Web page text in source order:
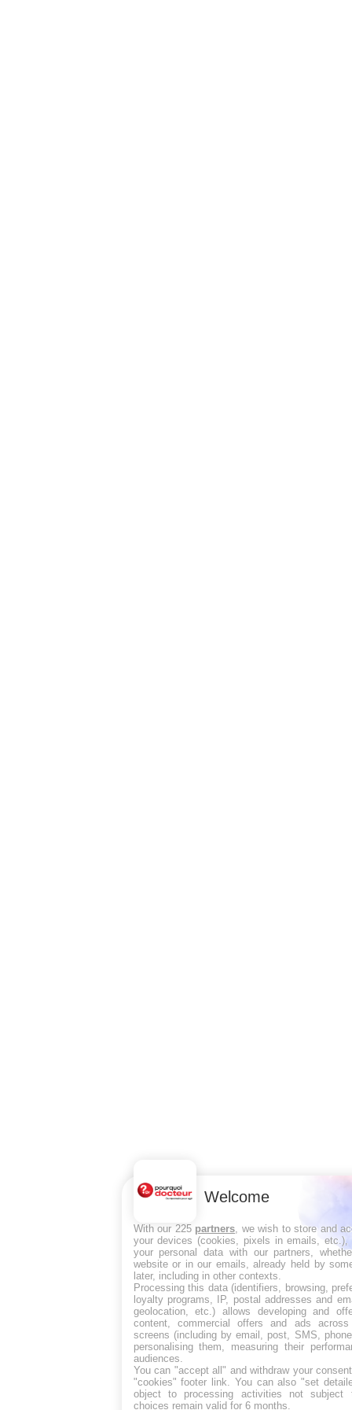
Welcome
With our 225 partners , we wish to store and
your devices (cookies, pixels in emails, etc.),
your personal data with our partners,
website or in our emails, already held by
later, including in other contexts.
Processing this data (identifiers, browsing,
loyalty programs, IP, postal addresses and
geolocation, etc.) allows developing and
content, commercial offers and ads
screens (including by email, post, SMS,
personalising them, measuring their
audiences.
You can "accept all" and withdraw your
"cookies" footer link . You can also "set
object to processing activities not subject
choices remain valid for 6 months.